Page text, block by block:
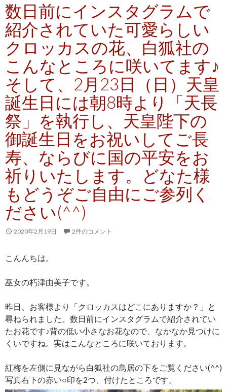
数日前にインスタグラムで
紹介されていた可愛らしい
クロッカスの花、白狐社の
こんなところに咲いてます♪
そして、2月23日（日）天皇
誕生日には朝8時より「天長
祭」を執行し、天皇陛下の
御誕生日をお祝いしてご長
寿、ならびに国の平安をお
祈りいたします。どなた様
もどうぞご自由にご参列く
ださい(^^)
2020年2月19日 2件のコメント
こんんちは。
巫女の朽津由美子です。
昨日、お客様より「クロッカスはどこにありますか？」と
尋ねられました。数日前にインスタグラムで紹介されてい
たお花です♪背の低い小さなお花なので、なかなか見つけに
くいですね。実はこんなところに咲いております。
紅梅を左側に見ながら白狐社の鳥居の下をご覧ください(^^)
写真右下の赤い○印を2つ、付けたところです。